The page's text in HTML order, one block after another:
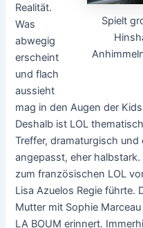
Spielt
Realität.
Was
abwegig
erscheint
und flach
aussieht
mag in den Augen der
Deshalb ist LOL
Treffer, dramaturgisch
angepasst, eher
zum französischen LOL
Lisa Azuelos Regie führte.
Mutter mit Sophie
LA BOUM erinnert.